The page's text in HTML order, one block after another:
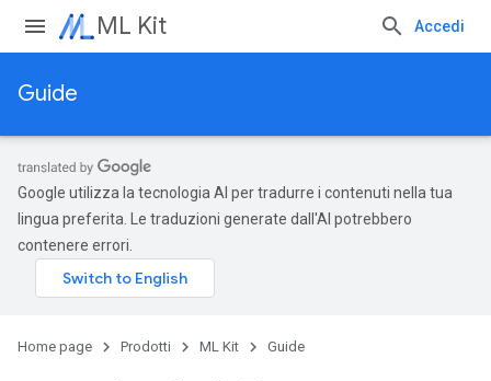
ML Kit Accedi
Guide
Google utilizza la tecnologia AI per tradurre i contenuti nella tua
lingua preferita. Le traduzioni generate dall'AI potrebbero
contenere errori.
Home page Prodotti ML Kit Guide